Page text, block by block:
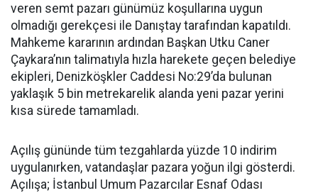
veren semt pazarı günümüz koşullarına uygun
olmadığı gerekçesi ile Danıştay tarafından kapatıldı.
Mahkeme kararının ardından Başkan Utku Caner
Çaykara’nın talimatıyla hızla harekete geçen belediye
ekipleri, Denizköşkler Caddesi No:29’da bulunan
yaklaşık 5 bin metrekarelik alanda yeni pazar yerini
kısa sürede tamamladı.
Açılış gününde tüm tezgahlarda yüzde 10 indirim
uygulanırken, vatandaşlar pazara yoğun ilgi gösterdi.
Açılışa; İstanbul Umum Pazarcılar Esnaf Odası